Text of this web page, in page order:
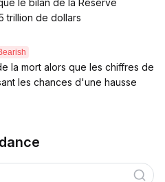
le bilan de la Réserve
trillion de dollars
la mort alors que les chiffres de
les chances d'une hausse